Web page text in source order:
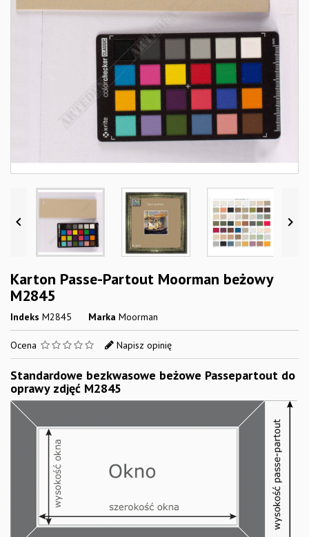
 
Karton Passe-Partout Moorman beżowy
M2845
Indeks M2845 Marka Moorman
Ocena Napisz opinię
Standardowe bezkwasowe beżowe Passepartout do
oprawy zdjęć M2845